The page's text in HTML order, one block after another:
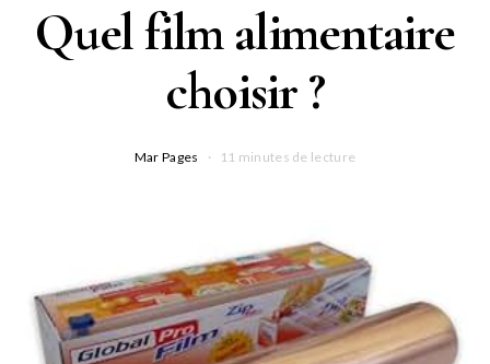
Quel film alimentaire
choisir ?
Mar Pages 11 minutes de lecture